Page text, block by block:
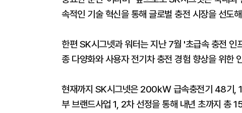
속적인 기술 혁신을 통해 글로벌 충전 시장을 선도
한편 SK시그넷과 워터는 지난 7월 '초급속 충전
종 다양화와 사용자 전기차 충전 경험 향상을 위한
현재까지 SK시그넷은 200㎾ 급속충전기 48기,
부 브랜드사업 1, 2차 선정을 통해 내년 초까지